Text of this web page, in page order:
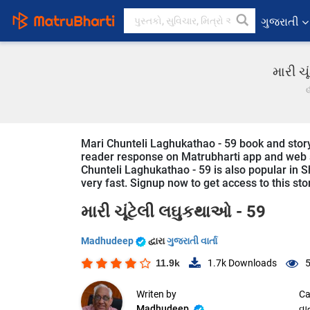
ગુજરાતી
મારી
Mari Chunteli Laghukathao - 59 book and
reader response on Matrubharti app and
Chunteli Laghukathao - 59 is also popular in
very fast. Signup now to get access to this
મારી ચૂંટેલી લઘુકથાઓ - 59
Madhudeep દ્વારાગુજરાતી વાર્તા
11.9k 1.7k Downloads
Writen by